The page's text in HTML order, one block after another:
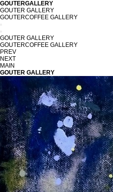
GOUTERGALLERY
GOUTER GALLERY
GOUTERCOFFEE GALLERY
GOUTER GALLERY
GOUTERCOFFEE GALLERY
PREV
NEXT
MAIN
GOUTER GALLERY